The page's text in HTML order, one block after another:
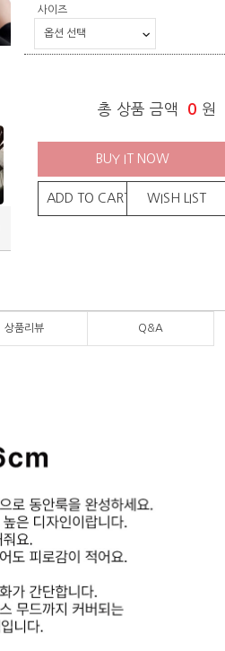
사이즈
총 상품 금액 0 원
BUY IT NOW
ADD TO CART WISH LIST
상품리뷰 Q&A